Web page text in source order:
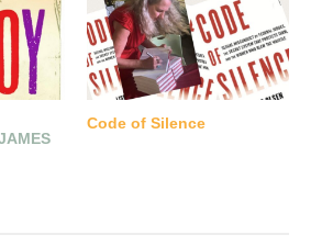
Code of Silence